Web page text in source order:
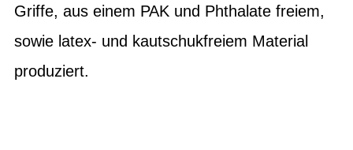
Griffe, aus einem PAK und Phthalate freiem,
sowie latex- und kautschukfreiem Material
produziert.